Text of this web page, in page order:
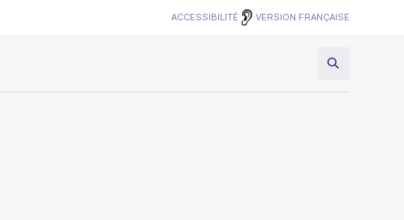
ACCESSIBILITÉ VERSION FRANÇAISE